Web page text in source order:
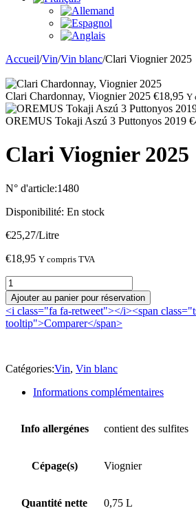
Accueil/Vin/Vin blanc/Clari Viognier 2025
Clari Chardonnay, Viognier 2025 €18,95 Y
OREMUS Tokaji Aszú 3 Puttonyos 2019 €
Clari Viognier 2025
N° d'article:1480
Disponibilité: En stock
€25,27/Litre
€18,95 Y compris TVA
quantité
de
Clari
Viognier
2025
Ajouter au panier pour réservation
<i class="fa fa-retweet"></i><span
tooltip">Comparer</span>
Catégories:Vin, Vin blanc
Informations complémentaires
Info allergénes contient des sulfites
Cépage(s) Viognier
Quantité nette 0,75 L